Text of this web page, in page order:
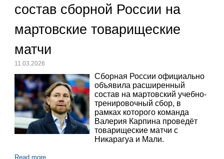
состав сборной России на
мартовские товарищеские
матчи
11.03.2026
Сборная России официально
объявила расширенный
состав на мартовский учебно-
тренировочный сбор, в
рамках которого команда
Валерия Карпина проведёт
товарищеские матчи с
Никарагуа и Мали.
Read more